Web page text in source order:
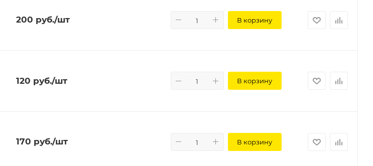
200 руб./шт В корзину
120 руб./шт В корзину
170 руб./шт В корзину